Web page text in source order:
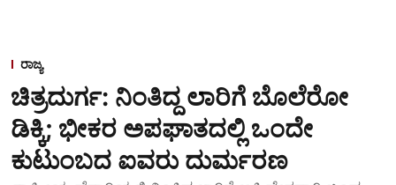
ರಾಜ್ಯ
ಚಿತ್ರದುರ್ಗ: ನಿಂತಿದ್ದ ಲಾರಿಗೆ ಬೊಲೆರೋ
ಡಿಕ್ಕಿ; ಭೀಕರ ಅಪಘಾತದಲ್ಲಿ ಒಂದೇ
ಕುಟುಂಬದ ಐವರು ದುರ್ಮರಣ